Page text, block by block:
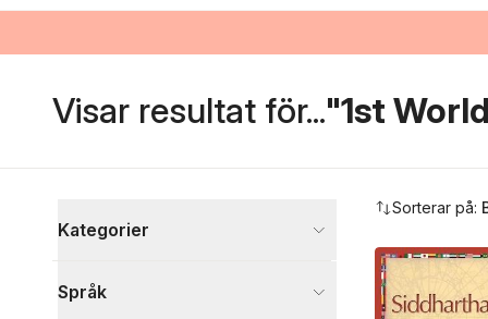
Visar resultat för..."1st
Kategorier
Språk
Sorterar på: